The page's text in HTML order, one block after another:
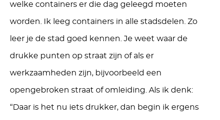
welke containers er die dag geleegd moeten
worden. Ik leeg containers in alle stadsdelen. Zo
leer je de stad goed kennen. Je weet waar de
drukke punten op straat zijn of als er
werkzaamheden zijn, bijvoorbeeld een
opengebroken straat of omleiding. Als ik denk:
“Daar is het nu iets drukker, dan begin ik ergens